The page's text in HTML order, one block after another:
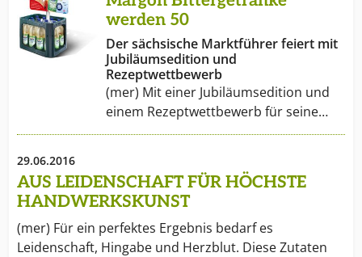
werden 50
Der sächsische Marktführer feiert mit
Jubiläumsedition und
Rezeptwettbewerb
(mer) Mit einer Jubiläumsedition und
einem Rezeptwettbewerb für seine…
29.06.2016
AUS LEIDENSCHAFT FÜR HÖCHSTE
HANDWERKSKUNST
(mer) Für ein perfektes Ergebnis bedarf es
Leidenschaft, Hingabe und Herzblut. Diese Zutaten